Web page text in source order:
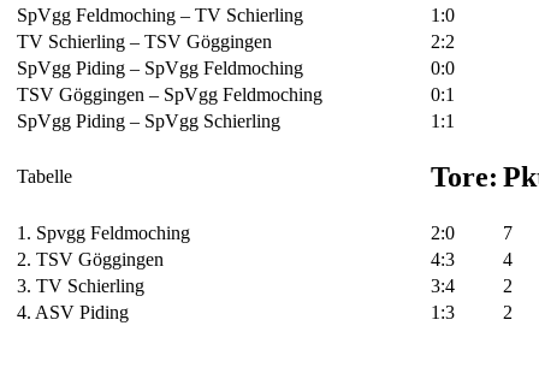
SpVgg Feldmoching – TV Schierling
1:0
TV Schierling – TSV Göggingen
2:2
SpVgg Piding – SpVgg Feldmoching
0:0
TSV Göggingen – SpVgg Feldmoching
0:1
SpVgg Piding – SpVgg Schierling
1:1
Tabelle Tore:
1. Spvgg Feldmoching 2:0
7
2. TSV Göggingen
4:3
4
3. TV Schierling
3:4
2
4. ASV Piding
1:3 2